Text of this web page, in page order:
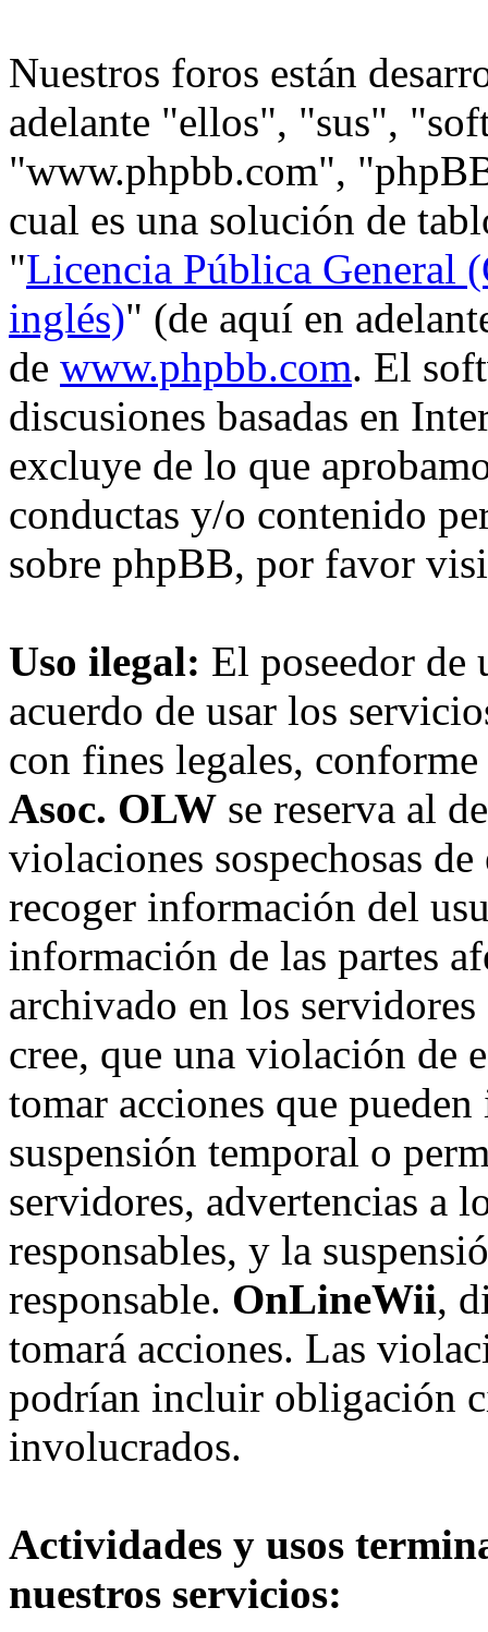
Nuestros foros están
adelante "ellos", "sus",
"www.phpbb.com",
cual es una solución de
"Licencia Pública General
inglés)" (de aquí en
de www.phpbb.com. El
discusiones basadas en
excluye de lo que
conductas y/o contenido
sobre phpBB, por favor
Uso ilegal: El poseedor de
acuerdo de usar los
con fines legales,
Asoc. OLW se reserva al
violaciones sospechosas
recoger información del
información de las partes
archivado en los
cree, que una violación de
tomar acciones que
suspensión temporal o
servidores, advertencias a
responsables, y la
responsable. OnLineWii,
tomará acciones. Las
podrían incluir obligación
involucrados.
Actividades y usos
nuestros servicios: